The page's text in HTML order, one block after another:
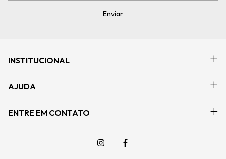
INSTITUCIONAL
AJUDA
ENTRE EM CONTATO